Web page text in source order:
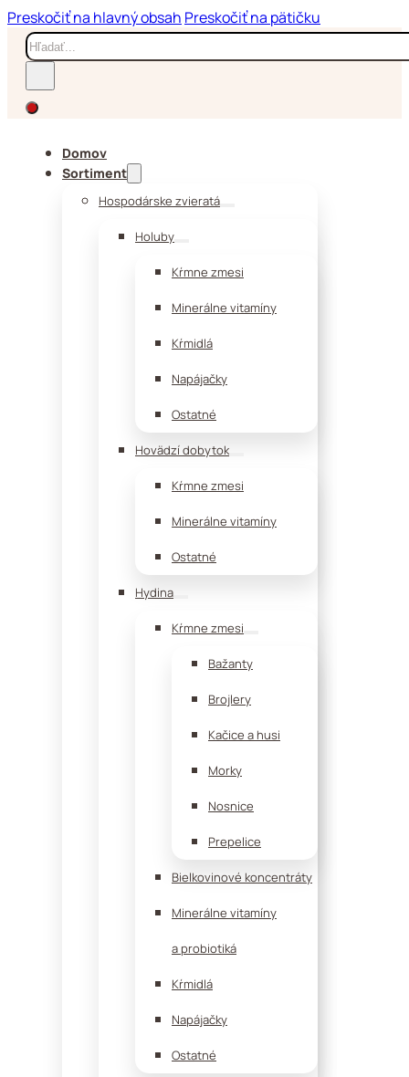
Preskočiť na hlavný obsah Preskočiť na pätičku
Hľadať
Domov
Sortiment
Hospodárske zvieratá
Holuby
Kŕmne zmesi
Minerálne vitamíny
Kŕmidlá
Napájačky
Ostatné
Hovädzí dobytok
Kŕmne zmesi
Minerálne vitamíny
Ostatné
Hydina
Kŕmne zmesi
Bažanty
Brojlery
Kačice a husi
Morky
Nosnice
Prepelice
Bielkovinové koncentráty
Minerálne vitamíny
a probiotiká
Kŕmidlá
Napájačky
Ostatné